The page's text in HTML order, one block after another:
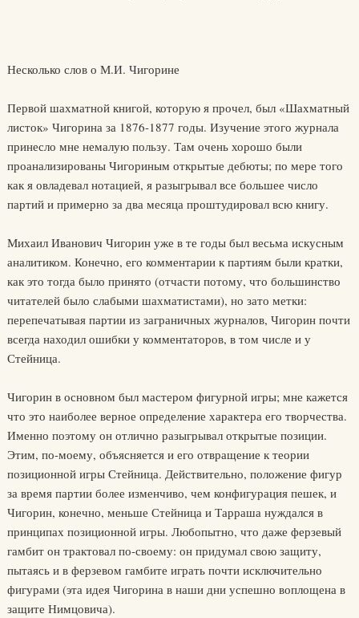
Несколько слов о М.И. Чигорине
Первой шахматной книгой, которую я прочел, был «Шахматный
листок» Чигорина за 1876-1877 годы. Изучение этого журнала
принесло мне немалую пользу. Там очень хорошо были
проанализированы Чигориным открытые дебюты; по мере того
как я овладевал нотацией, я разыгрывал все большее число
партий и примерно за два месяца проштудировал всю книгу.
Михаил Иванович Чигорин уже в те годы был весьма искусным
аналитиком. Конечно, его комментарии к партиям были кратки,
как это тогда было принято (отчасти потому, что большинство
читателей было слабыми шахматистами), но зато метки:
перепечатывая партии из заграничных журналов, Чигорин почти
всегда находил ошибки у комментаторов, в том числе и у
Стейница.
Чигорин в основном был мастером фигурной игры; мне кажется
что это наиболее верное определение характера его творчества.
Именно поэтому он отлично разыгрывал открытые позиции.
Этим, по-моему, объясняется и его отвращение к теории
позиционной игры Стейница. Действительно, положение фигур
за время партии более изменчиво, чем конфигурация пешек, и
Чигорин, конечно, меньше Стейница и Тарраша нуждался в
принципах позиционной игры. Любопытно, что даже ферзевый
гамбит он трактовал по-своему: он придумал свою защиту,
пытаясь и в ферзевом гамбите играть почти исключительно
фигурами (эта идея Чигорина в наши дни успешно воплощена в
защите Нимцовича).